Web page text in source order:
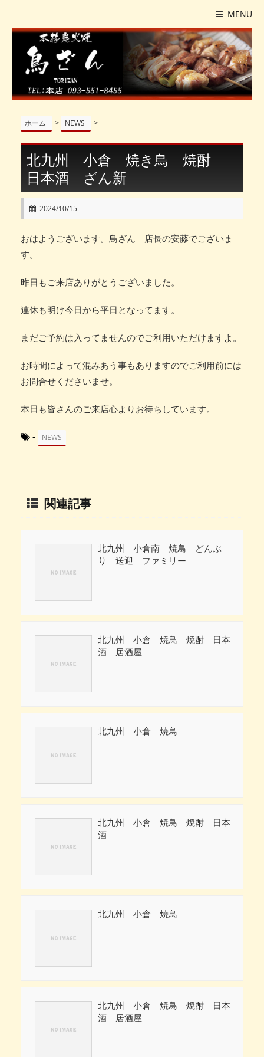
MENU
ホーム > NEWS >
北九州 小倉 焼き鳥 焼酎
日本酒 ざん新
2024/10/15
おはようございます。鳥ざん 店長の安藤でございま
す。
昨日もご来店ありがとうございました。
連休も明け今日から平日となってます。
まだご予約は入ってませんのでご利用いただけますよ。
お時間によって混みあう事もありますのでご利用前には
お問合せくださいませ。
本日も皆さんのご来店心よりお待ちしています。
- NEWS
関連記事
北九州 小倉南 焼鳥 どんぶ
り 送迎 ファミリー
北九州 小倉 焼鳥 焼酎 日本
酒 居酒屋
北九州 小倉 焼鳥
北九州 小倉 焼鳥 焼酎 日本
酒
北九州 小倉 焼鳥
北九州 小倉 焼鳥 焼酎 日本
酒 居酒屋